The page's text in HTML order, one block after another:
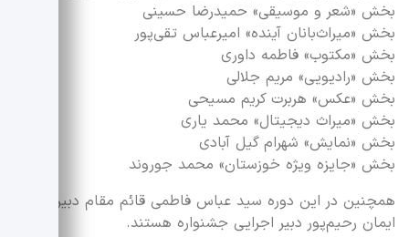
بخش «شعر و موسیقی» حمیدرضا حسینی
بخش «میراث‌بانان آینده» امیرعباس تقی‌پور
بخش «مکتوب» فاطمه داوری
بخش «رادیویی» مریم جلالی
بخش «عکس» هربرت کریم مسیحی
بخش «میراث دیجیتال» محمد یاری
بخش «نمایش» شهرام گیل آبادی
بخش «جایزه ویژه خوزستان» محمد جوروند
همچنین در این دوره سید عباس فاطمی قائم مقام دبیر و
ایمان رحیم‌پور دبیر اجرایی جشنواره هستند.